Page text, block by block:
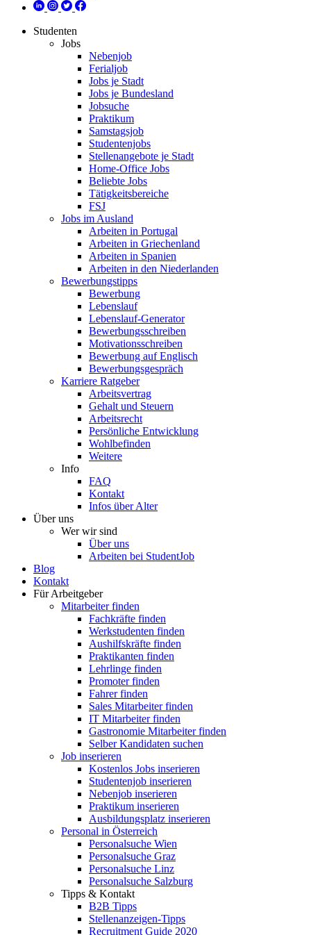
Studenten
Jobs
Nebenjob
Ferialjob
Jobs je Stadt
Jobs je Bundesland
Jobsuche
Praktikum
Samstagsjob
Studentenjobs
Stellenangebote je Stadt
Home-Office Jobs
Beliebte Jobs
Tätigkeitsbereiche
FSJ
Jobs im Ausland
Arbeiten in Portugal
Arbeiten in Griechenland
Arbeiten in Spanien
Arbeiten in den Niederlanden
Bewerbungstipps
Bewerbung
Lebenslauf
Lebenslauf-Generator
Bewerbungsschreiben
Motivationsschreiben
Bewerbung auf Englisch
Bewerbungsgespräch
Karriere Ratgeber
Arbeitsvertrag
Gehalt und Steuern
Arbeitsrecht
Persönliche Entwicklung
Wohlbefinden
Weitere
Info
FAQ
Kontakt
Infos über Alter
Über uns
Wer wir sind
Über uns
Arbeiten bei StudentJob
Blog
Kontakt
Für Arbeitgeber
Mitarbeiter finden
Fachkräfte finden
Werkstudenten finden
Aushilfskräfte finden
Praktikanten finden
Lehrlinge finden
Promoter finden
Fahrer finden
Sales Mitarbeiter finden
IT Mitarbeiter finden
Gastronomie Mitarbeiter finden
Selber Kandidaten suchen
Job inserieren
Kostenlos Jobs inserieren
Studentenjob inserieren
Nebenjob inserieren
Praktikum inserieren
Ausbildungsplatz inserieren
Personal in Österreich
Personalsuche Wien
Personalsuche Graz
Personalsuche Linz
Personalsuche Salzburg
Tipps & Kontakt
B2B Tipps
Stellenanzeigen-Tipps
Recruitment Guide 2020